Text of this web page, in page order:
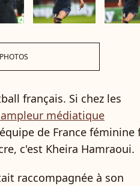
français. Si chez les
médiatique
de France féminine
c'est Kheira Hamraoui.
raccompagnée à son